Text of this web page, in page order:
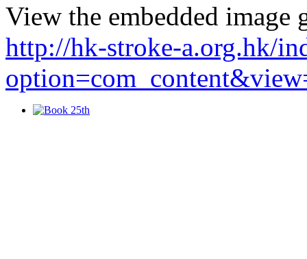
View the embedded image
http://hk-stroke-a.org.hk/